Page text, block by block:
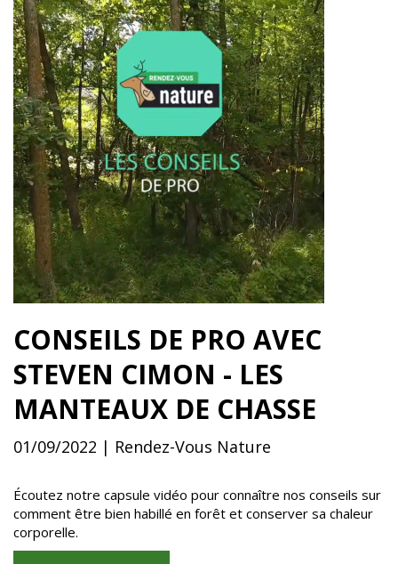
CONSEILS DE PRO AVEC
STEVEN CIMON - LES
MANTEAUX DE CHASSE
01/09/2022 | Rendez-Vous Nature
Écoutez notre capsule vidéo pour connaître nos conseils sur
comment être bien habillé en forêt et conserver sa chaleur
corporelle.